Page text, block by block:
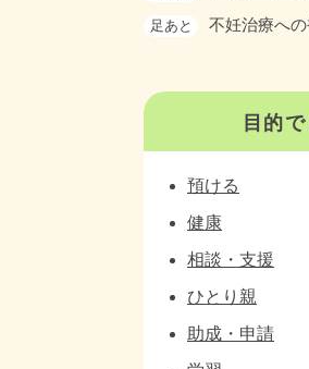
足あと 不妊治療へ
目的
預ける
健康
相談・支援
ひとり親
助成・申請